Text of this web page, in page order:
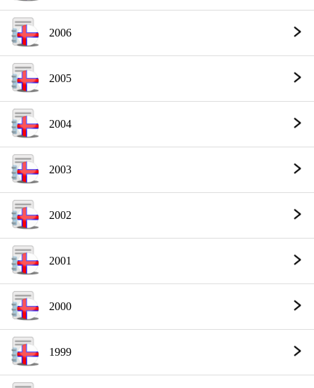
2006
2005
2004
2003
2002
2001
2000
1999